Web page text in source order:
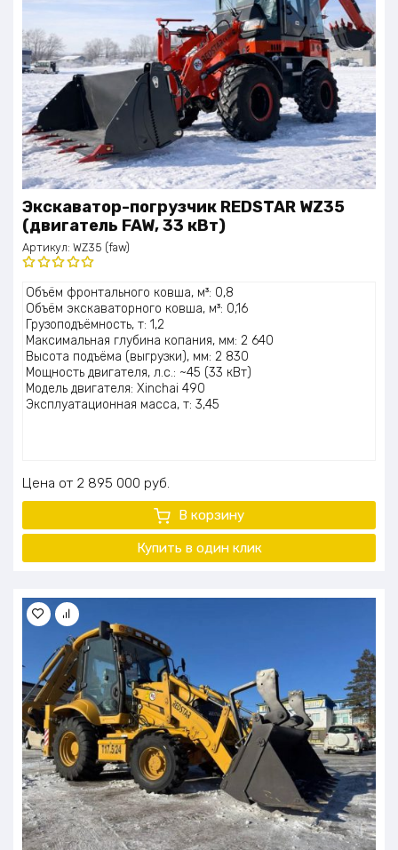
Экскаватор-погрузчик REDSTAR WZ35
(двигатель FAW, 33 кВт)
Артикул: WZ35 (faw)
Оценка
5.00из 5
Объём фронтального ковша, м³: 0,8
Объём экскаваторного ковша, м³: 0,16
Грузоподъёмность, т: 1,2
Максимальная глубина копания, мм: 2 640
Высота подъёма (выгрузки), мм: 2 830
Мощность двигателя, л.с.: ~45 (33 кВт)
Модель двигателя: Xinchai 490
Эксплуатационная масса, т: 3,45
Цена 2 895 000 руб.
В корзину
Купить в один клик